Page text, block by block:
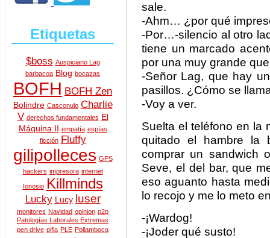
Etiquetas
$boss Auspiciano Lag
barbacoa Blog bocazas
BOFH BOFH Zen
Bolindre Casconulo Charlie
V derechos fundamentales El
Máquina II empatía espías
ficción
Fluffy
gilipolleces GPS
hackers impresora internet
Ionosio Killminds
Lucky Lucy luser
monitores Navidad opinion p2p
Patologías Laborales Extremas
pen drive pifia PLE Pollamboca
sale.
-Ahm… ¿por qué
-Por…-silencio al otro
tiene un marcado
por una muy grande
-Señor Lag, que hay
pasillos. ¿Cómo se
-Voy a ver.
Suelta el teléfono en la
quitado el hambre la
comprar un sandwich
Seve, el del bar, que
eso aguanto hasta
lo recojo y me lo meto
-¡Wardog!
-¡Joder qué susto!